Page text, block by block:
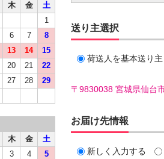
送り主選択
荷送人を基本送り
〒9830038 宮城県仙台
お届け先情報
新しく入力する
木 金
土
1
6 7
8
13 14
15
20 21
22
27 28
29
木 金
土
3 4
5